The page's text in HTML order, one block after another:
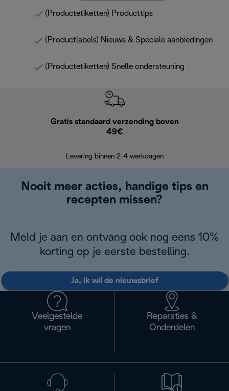
(Productetiketten) Producttips
(Productlabels) Nieuws & Speciale aanbiedingen
(Productetiketten) Snelle ondersteuning
Gratis standaard verzending boven
49€
Levering binnen 2-4 werkdagen
Nooit meer acties, handige tips en
recepten missen?
Meld je aan en ontvang ook nog eens 10%
korting op je eerste bestelling.
Ja, ik wil de nieuwsbrief
Veelgestelde
vragen
Reparaties &
Onderdelen